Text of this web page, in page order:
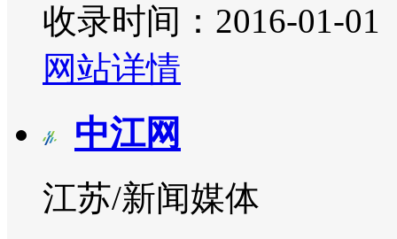
收录时间：2016-01-01
网站详情
中江网
江苏/新闻媒体